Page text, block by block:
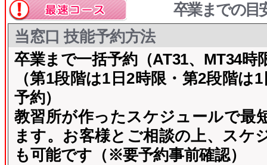
卒業までの目
当窓口 技能予約方法
卒業まで一括予約（AT31、MT34時
（第1段階は1日2時限・第2段階は
予約）
教習所が作ったスケジュールで最
ます。お客様とご相談の上、スケ
も可能です（※要予約事前確認）